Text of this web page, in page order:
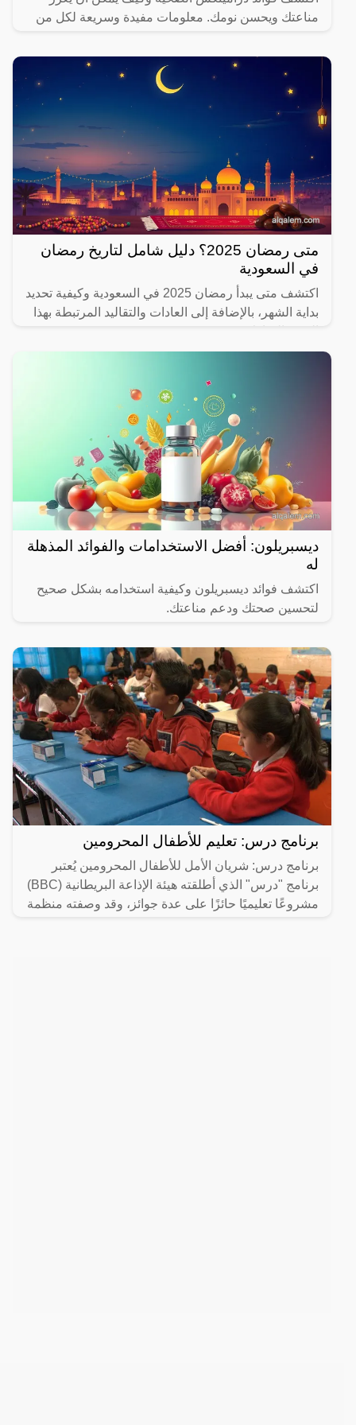
مناعتك ويحسن نومك. معلومات مفيدة وسريعة لكل من
متى رمضان 2025؟ دليل شامل لتاريخ رمضان
في السعودية
اكتشف متى يبدأ رمضان 2025 في السعودية وكيفية تحديد
بداية الشهر، بالإضافة إلى العادات والتقاليد المرتبطة بهذا
ديسبريلون: أفضل الاستخدامات والفوائد المذهلة
له
اكتشف فوائد ديسبريلون وكيفية استخدامه بشكل صحيح
لتحسين صحتك ودعم مناعتك.
برنامج درس: تعليم للأطفال المحرومين
برنامج درس: شريان الأمل للأطفال المحرومين يُعتبر
برنامج "درس" الذي أطلقته هيئة الإذاعة البريطانية (BBC)
مشروعًا تعليميًا حائزًا على عدة جوائز، وقد وصفته منظمة